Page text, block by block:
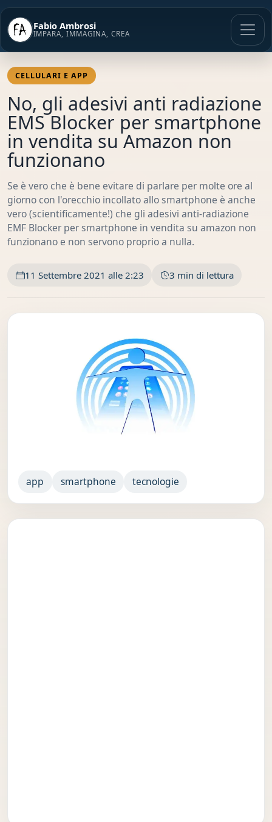
Vai
contenuto
Fabio Ambrosi
IMPARA, IMMAGINA, CREA
CELLULARI E APP
No, gli adesivi anti radiazione
EMS Blocker per smartphone
in vendita su Amazon non
funzionano
Se è vero che è bene evitare di parlare per molte ore al
giorno con l'orecchio incollato allo smartphone è anche
vero (scientificamente!) che gli adesivi anti-radiazione
EMF Blocker per smartphone in vendita su amazon non
funzionano e non servono proprio a nulla.
11 Settembre 2021 alle 2:23 3 min di lettura
app smartphone tecnologie